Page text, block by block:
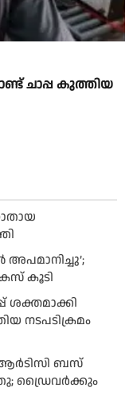
ചാ​പ്പ കു​ത്തി​യ​
കൂടി
ശക്തമാക്കി
നടപടിക്രമം
ബസ്
ഡ്രെെവർക്കും